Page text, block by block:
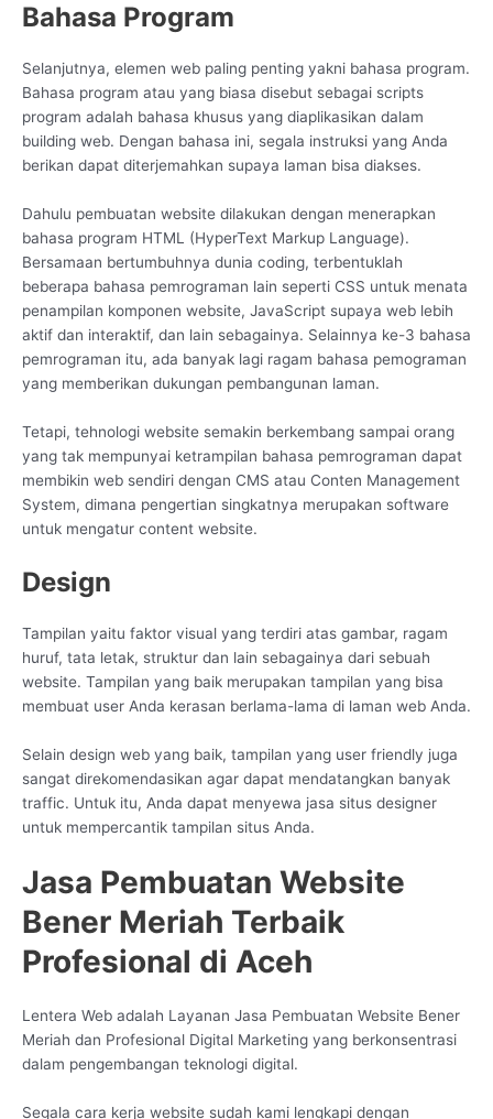
Bahasa Program
Selanjutnya, elemen web paling penting yakni bahasa program.
Bahasa program atau yang biasa disebut sebagai scripts
program adalah bahasa khusus yang diaplikasikan dalam
building web. Dengan bahasa ini, segala instruksi yang Anda
berikan dapat diterjemahkan supaya laman bisa diakses.
Dahulu pembuatan website dilakukan dengan menerapkan
bahasa program HTML (HyperText Markup Language).
Bersamaan bertumbuhnya dunia coding, terbentuklah
beberapa bahasa pemrograman lain seperti CSS untuk menata
penampilan komponen website, JavaScript supaya web lebih
aktif dan interaktif, dan lain sebagainya. Selainnya ke-3 bahasa
pemrograman itu, ada banyak lagi ragam bahasa pemograman
yang memberikan dukungan pembangunan laman.
Tetapi, tehnologi website semakin berkembang sampai orang
yang tak mempunyai ketrampilan bahasa pemrograman dapat
membikin web sendiri dengan CMS atau Conten Management
System, dimana pengertian singkatnya merupakan software
untuk mengatur content website.
Design
Tampilan yaitu faktor visual yang terdiri atas gambar, ragam
huruf, tata letak, struktur dan lain sebagainya dari sebuah
website. Tampilan yang baik merupakan tampilan yang bisa
membuat user Anda kerasan berlama-lama di laman web Anda.
Selain design web yang baik, tampilan yang user friendly juga
sangat direkomendasikan agar dapat mendatangkan banyak
traffic. Untuk itu, Anda dapat menyewa jasa situs designer
untuk mempercantik tampilan situs Anda.
Jasa Pembuatan Website
Bener Meriah Terbaik
Profesional di Aceh
Lentera Web adalah Layanan Jasa Pembuatan Website Bener
Meriah dan Profesional Digital Marketing yang berkonsentrasi
dalam pengembangan teknologi digital.
Segala cara kerja website sudah kami lengkapi dengan